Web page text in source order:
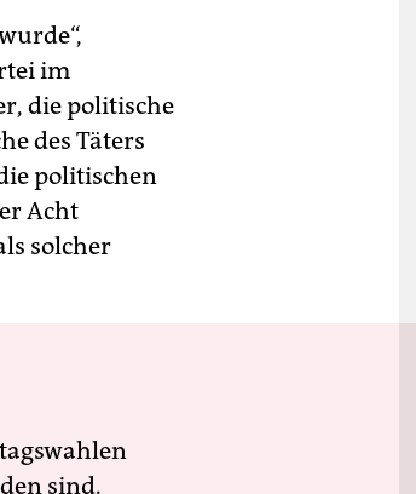
im
die politische
des Täters
politischen
Acht
solcher
sind.